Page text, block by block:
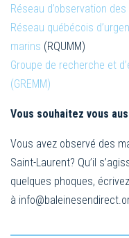
Réseau d’observation
Réseau québécois
marins (RQUMM)
Groupe de recherche et
(GREMM)
Vous souhaitez vous
Vous avez observé des
Saint-Laurent? Qu’il
quelques phoques,
à